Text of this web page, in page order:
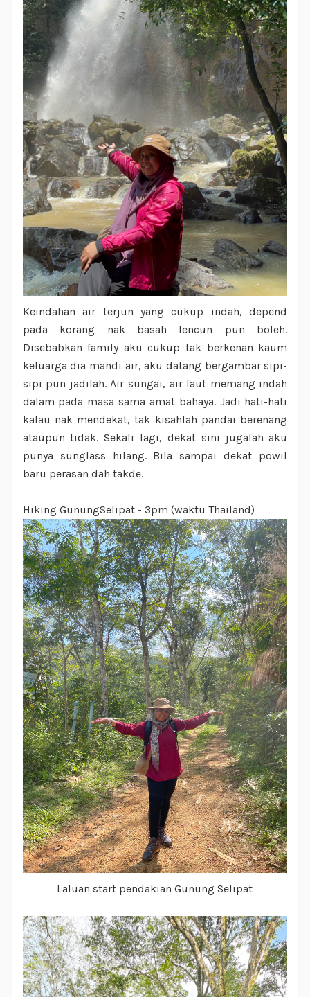
Keindahan air terjun yang cukup indah, depend
pada korang nak basah lencun pun boleh.
Disebabkan family aku cukup tak berkenan kaum
keluarga dia mandi air, aku datang bergambar sipi-
sipi pun jadilah. Air sungai, air laut memang indah
dalam pada masa sama amat bahaya. Jadi hati-hati
kalau nak mendekat, tak kisahlah pandai berenang
ataupun tidak. Sekali lagi, dekat sini jugalah aku
punya sunglass hilang. Bila sampai dekat powil
baru perasan dah takde.
Hiking GunungSelipat - 3pm (waktu Thailand)
Laluan start pendakian Gunung Selipat